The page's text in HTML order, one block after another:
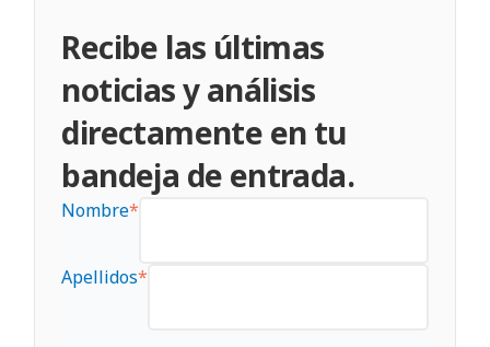
Recibe las últimas
noticias y análisis
directamente en tu
bandeja de entrada.
Nombre*
Apellidos*